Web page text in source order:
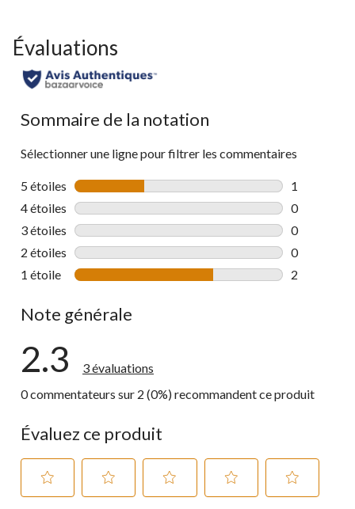
Évaluations
Sommaire de la notation
Sélectionner une ligne pour filtrer les commentaires
5 étoiles étoiles
1
1
4 étoiles étoiles
0
0
3 étoiles étoiles
0
0
2 étoiles étoiles
0
0
1 étoile étoiles
2
Note générale
2.3
3 évaluations
0 commentateurs sur 2 (0%) recommandent ce produit
Évaluez ce produit